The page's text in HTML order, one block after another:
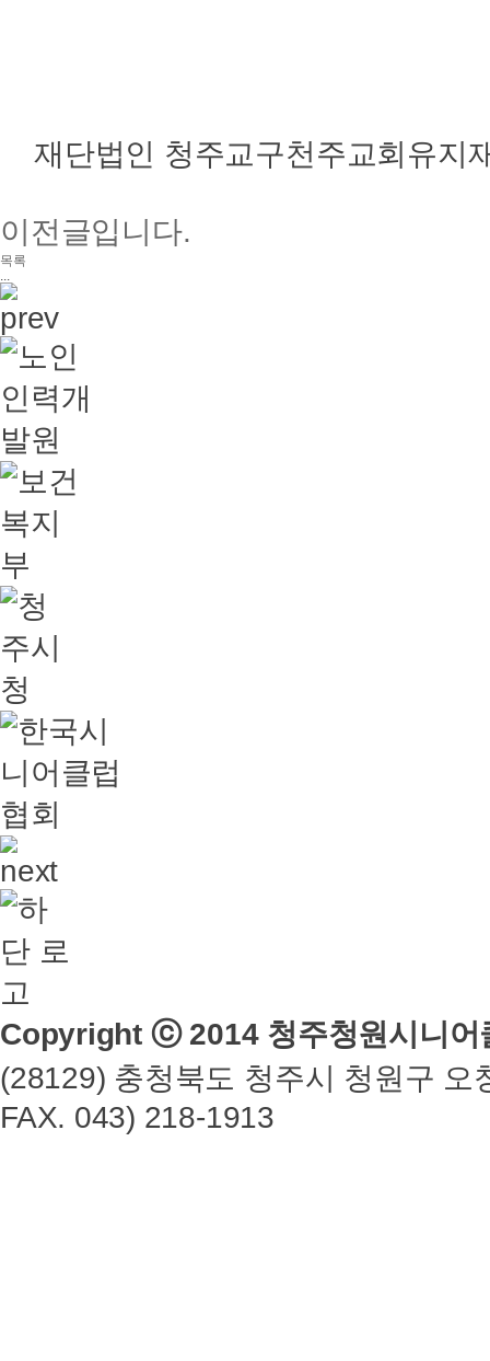
재단법인 청주교구천주교회유지
이전글입니다.
목록
Copyright ⓒ 2014 청주청원시니
(28129) 충청북도 청주시 청원구
FAX. 043) 218-1913